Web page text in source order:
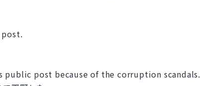
public post because of the corruption scandals.